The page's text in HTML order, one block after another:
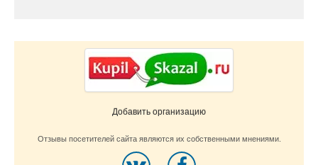
Добавить организацию
Отзывы посетителей сайта являются их собственными мнениями.